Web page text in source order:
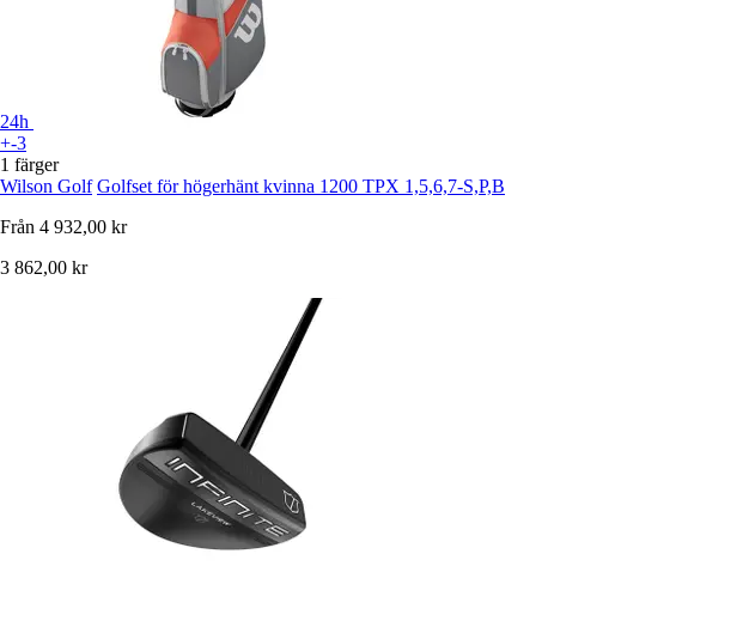
24h
+-3
1 färger
Wilson Golf Golfset för högerhänt kvinna 1200 TPX 1,5,6,7-S,P,B
Från 4 932,00 kr
3 862,00 kr